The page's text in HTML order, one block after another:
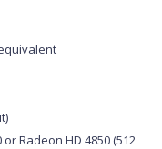
Radeon HD 4850 (512